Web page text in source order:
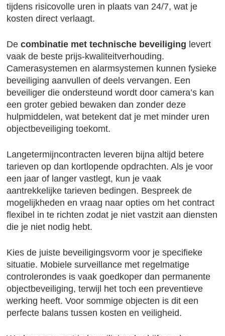
tijdens risicovolle uren in plaats van 24/7, wat je
kosten direct verlaagt.
Decombinatie met technische beveiliging levert
vaak de beste prijs-kwaliteitverhouding.
Camerasystemen en alarmsystemen kunnen fysieke
beveiliging aanvullen of deels vervangen. Een
beveiliger die ondersteund wordt door camera’s kan
een groter gebied bewaken dan zonder deze
hulpmiddelen, wat betekent dat je met minder uren
objectbeveiliging toekomt.
Langetermijncontracten leveren bijna altijd betere
tarieven op dan kortlopende opdrachten. Als je voor
een jaar of langer vastlegt, kun je vaak
aantrekkelijke tarieven bedingen. Bespreek de
mogelijkheden en vraag naar opties om het contract
flexibel in te richten zodat je niet vastzit aan diensten
die je niet nodig hebt.
Kies de juiste beveiligingsvorm voor je specifieke
situatie. Mobiele surveillance met regelmatige
controlerondes is vaak goedkoper dan permanente
objectbeveiliging, terwijl het toch een preventieve
werking heeft. Voor sommige objecten is dit een
perfecte balans tussen kosten en veiligheid.